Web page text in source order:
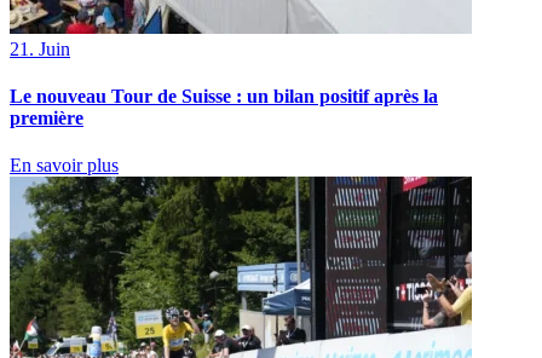
21. Juin
Le nouveau Tour de Suisse : un bilan positif après la
première
En savoir plus